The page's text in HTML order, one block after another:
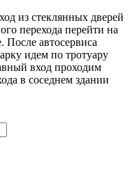
из стеклянных дверей
перехода перейти на
После автосервиса
идем по тротуару
вход проходим
в соседнем здании